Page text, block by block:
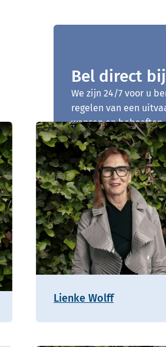
Bel direct
We zijn 24/7 voor u
regelen van een
wensen en behoeften.
010 - 268 05 85
Lienke Wolff